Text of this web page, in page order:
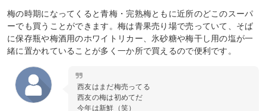
梅の時期になってくると青梅・完熟梅ともに近所のどこのスーパ
ーでも買うことができます。梅は青果売り場で売っていて、そば
に保存瓶や梅酒用のホワイトリカー、氷砂糖や梅干し用の塩が一
緒に置かれていることが多く一か所で買えるので便利です。
西友はまだ梅売ってる
西友の梅は初めてだ
今年は新鮮（笑）